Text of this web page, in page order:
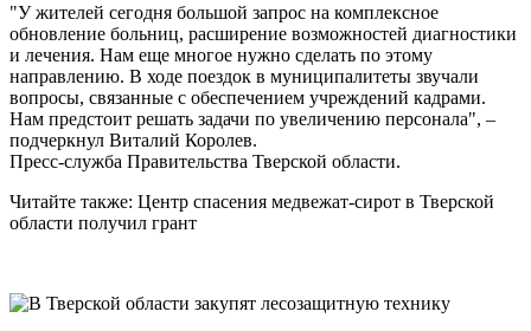
"У жителей сегодня большой запрос на комплексное
обновление больниц, расширение возможностей диагностики
и лечения. Нам еще многое нужно сделать по этому
направлению. В ходе поездок в муниципалитеты звучали
вопросы, связанные с обеспечением учреждений кадрами.
Нам предстоит решать задачи по увеличению персонала", –
подчеркнул Виталий Королев.
Пресс-служба Правительства Тверской области.
Читайте также: Центр спасения медвежат-сирот в Тверской
области получил грант